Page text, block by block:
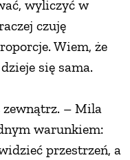
wyliczyć w
czuję
Wiem, że
się sama.
zewnątrz. – Mila
warunkiem:
przestrzeń, a